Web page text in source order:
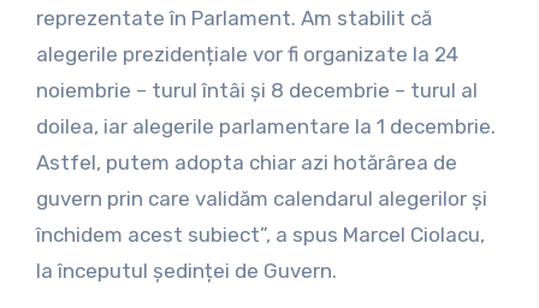
reprezentate în Parlament. Am stabilit că
alegerile prezidențiale vor fi organizate la 24
noiembrie – turul întâi și 8 decembrie – turul al
doilea, iar alegerile parlamentare la 1 decembrie.
Astfel, putem adopta chiar azi hotărârea de
guvern prin care validăm calendarul alegerilor și
închidem acest subiect”, a spus Marcel Ciolacu,
la începutul ședinței de Guvern.